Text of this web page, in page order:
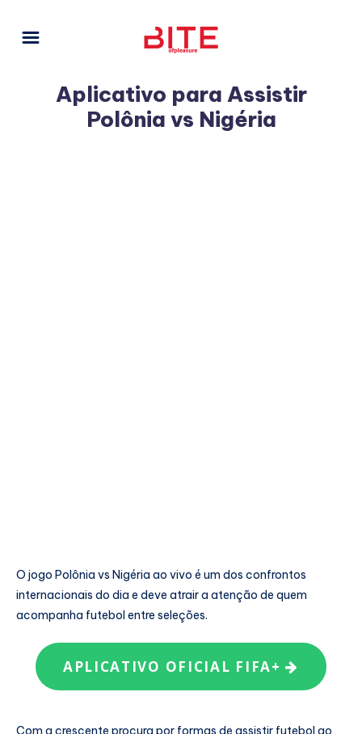
Aplicativo para Assistir
Polônia vs Nigéria
O jogo Polônia vs Nigéria ao vivo é um dos confrontos
internacionais do dia e deve atrair a atenção de quem
acompanha futebol entre seleções.
APLICATIVO OFICIAL FIFA+
Com a crescente procura por formas de assistir futebol ao